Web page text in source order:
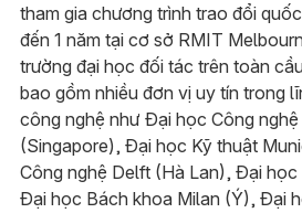
tham gia chương trình trao đổi
đến 1 năm tại cơ sở RMIT
trường đại học đối tác trên toàn
bao gồm nhiều đơn vị uy tín trong
công nghệ như Đại học Công
(Singapore), Đại học Kỹ thuật
Công nghệ Delft (Hà Lan), Đại
Đại học Bách khoa Milan (Ý), Đại